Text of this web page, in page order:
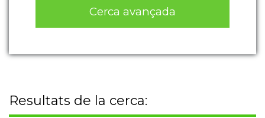
Cerca avançada
Resultats de la cerca: